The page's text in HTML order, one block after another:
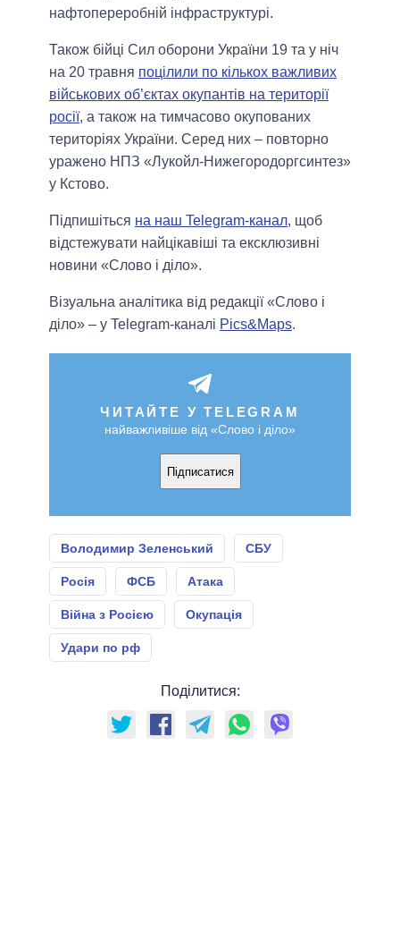
нафтопереробній інфраструктурі.
Також бійці Сил оборони України 19 та у ніч
на 20 травня поцілили по кількох важливих
військових об’єктах окупантів на території
росії, а також на тимчасово окупованих
територіях України. Серед них – повторно
уражено НПЗ «Лукойл-Нижегородоргсинтез»
у Кстово.
Підпишіться на наш Telegram-канал, щоб
відстежувати найцікавіші та ексклюзивні
новини «Слово і діло».
Візуальна аналітика від редакції «Слово і
діло» – у Telegram-каналі Pics&Maps.
ЧИТАЙТЕ У TELEGRAM
найважливіше від «Слово і діло»
Підписатися
Володимир Зеленський СБУ
Росія ФСБ Атака
Війна з Росією Окупація
Удари по рф
Поділитися: